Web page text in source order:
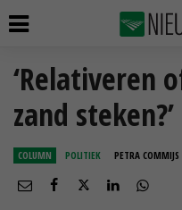
‘Relativeren
zand steken?’
COLUMN POLITIEK PETRA COMMIJS